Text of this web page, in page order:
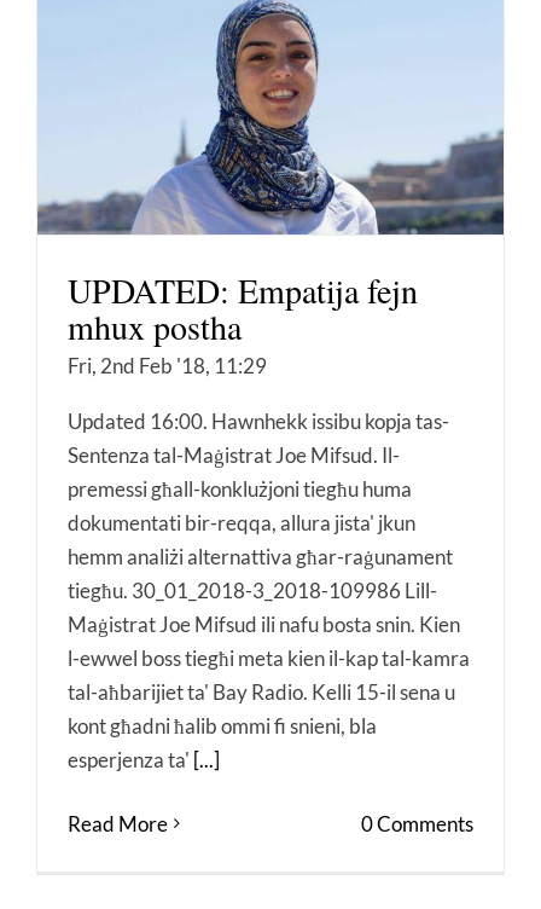
UPDATED: Empatija fejn
mhux postha
Fri, 2nd Feb '18, 11:29
Updated 16:00. Hawnhekk issibu kopja tas-
Sentenza tal-Maġistrat Joe Mifsud. Il-
premessi għall-konklużjoni tiegħu huma
dokumentati bir-reqqa, allura jista' jkun
hemm analiżi alternattiva għar-raġunament
tiegħu. 30_01_2018-3_2018-109986 Lill-
Maġistrat Joe Mifsud ili nafu bosta snin. Kien
l-ewwel boss tiegħi meta kien il-kap tal-kamra
tal-aħbarijiet ta' Bay Radio. Kelli 15-il sena u
kont għadni ħalib ommi fi snieni, bla
esperjenza ta' [...]
Read More 0 Comments